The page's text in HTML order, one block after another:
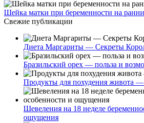
Шейка матки при беременности на
Свежие публикации
Диета Маргариты — Секреты
Бразильский орех — польза и
Продукты для похудения живота
Шевеления на 18 неделе
ощущения